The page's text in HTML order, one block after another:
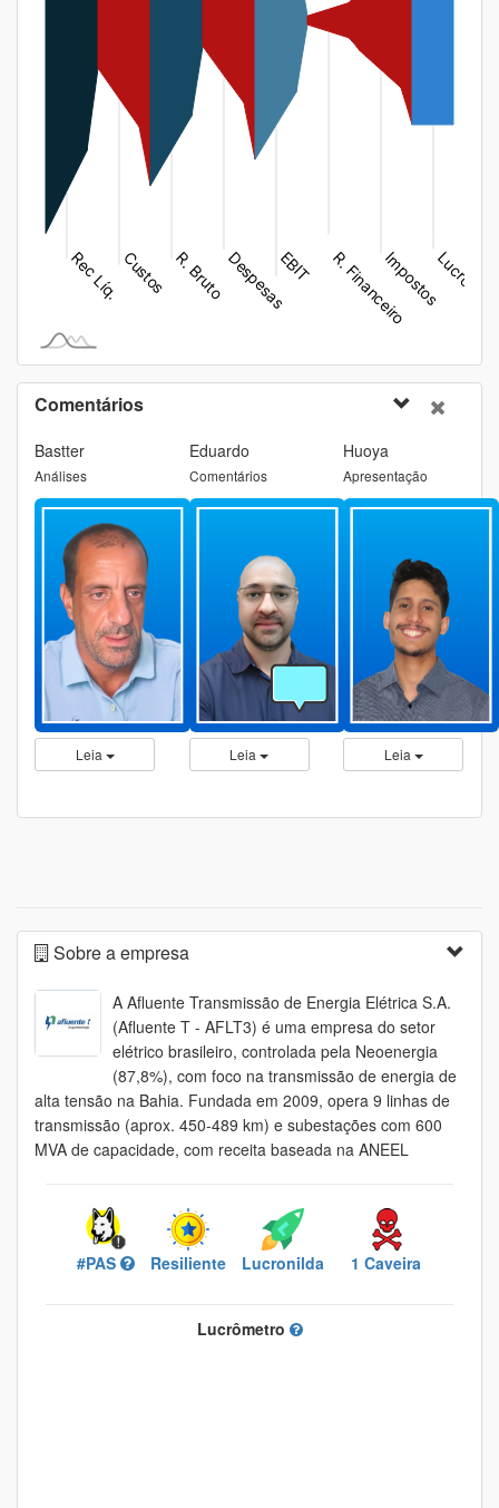
Comentários
Bastter
Análises
Leia
Eduardo
Comentários
Leia
Huoya
Apresentação
Leia
Sobre a empresa
A Afluente Transmissão de Energia Elétrica S.A.
(Afluente T - AFLT3) é uma empresa do setor
elétrico brasileiro, controlada pela Neoenergia
(87,8%), com foco na transmissão de energia de
alta tensão na Bahia. Fundada em 2009, opera 9 linhas de
transmissão (aprox. 450-489 km) e subestações com 600
MVA de capacidade, com receita baseada na ANEEL
#PAS Resiliente Lucronilda 1 Caveira
Lucrômetro